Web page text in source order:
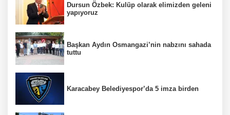
Dursun Özbek: Kulüp olarak elimizden geleni
yapıyoruz
Başkan Aydın Osmangazi’nin nabzını sahada
tuttu
Karacabey Belediyespor’da 5 imza birden